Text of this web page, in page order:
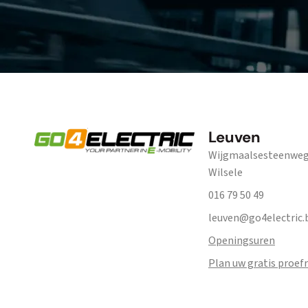
Leuven
Wilsele
016 79 50 49
Openingsuren
Plan uw gratis